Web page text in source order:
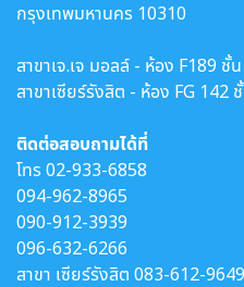
กรุงเทพมหานคร 10310
สาขาเจ.เจ มอลล์ - ห้อง F189 ชั้
สาขาเซียร์รังสิต - ห้อง FG 142
ติดต่อสอบถามได้ที่
โทร02-933-6858
094-962-8965
090-912-3939
096-632-6266
สาขา เซียร์รังสิต 083-612-9649